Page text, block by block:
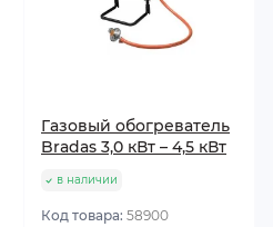
Газовый обогреватель
Bradas 3,0 кВт – 4,5 кВт
в наличии
Код товара: 58900